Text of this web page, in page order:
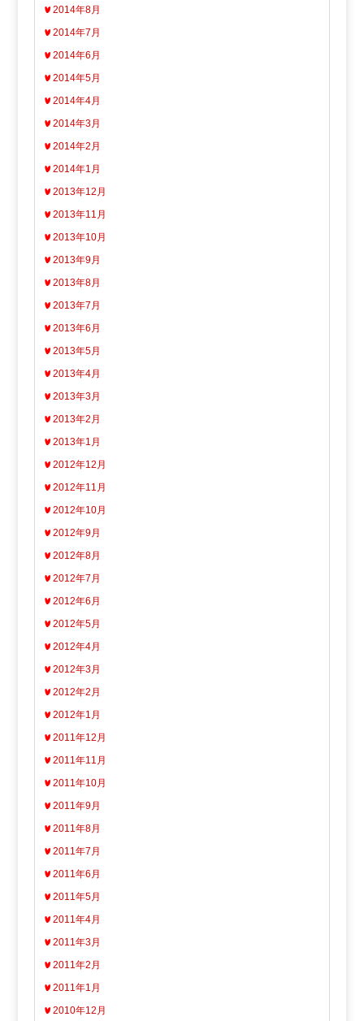
2014年8月
2014年7月
2014年6月
2014年5月
2014年4月
2014年3月
2014年2月
2014年1月
2013年12月
2013年11月
2013年10月
2013年9月
2013年8月
2013年7月
2013年6月
2013年5月
2013年4月
2013年3月
2013年2月
2013年1月
2012年12月
2012年11月
2012年10月
2012年9月
2012年8月
2012年7月
2012年6月
2012年5月
2012年4月
2012年3月
2012年2月
2012年1月
2011年12月
2011年11月
2011年10月
2011年9月
2011年8月
2011年7月
2011年6月
2011年5月
2011年4月
2011年3月
2011年2月
2011年1月
2010年12月